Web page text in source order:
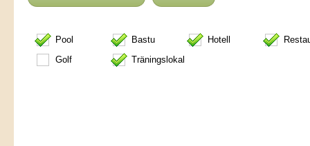
Pool Bastu Hotell
Golf
Träningslokal